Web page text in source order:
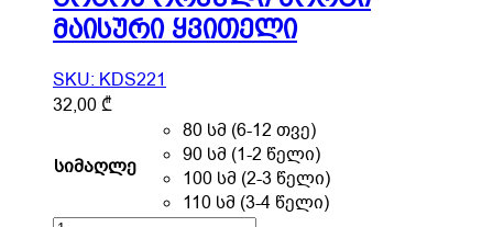
მაისური ყვითელი
SKU: KDS221
32,00₾
product
multiple
variants.
სიმაღლე
80 სმ (6-12 თვე)
90 სმ (1-2 წელი)
100 სმ (2-3 წელი)
110 სმ (3-4 წელი)